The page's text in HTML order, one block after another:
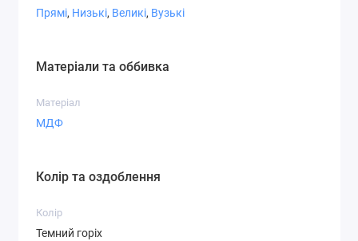
Прямі, Низькі, Великі, Вузькі
Матеріали та оббивка
Матеріал
МДФ
Колір та оздоблення
Колір
Темний горіх